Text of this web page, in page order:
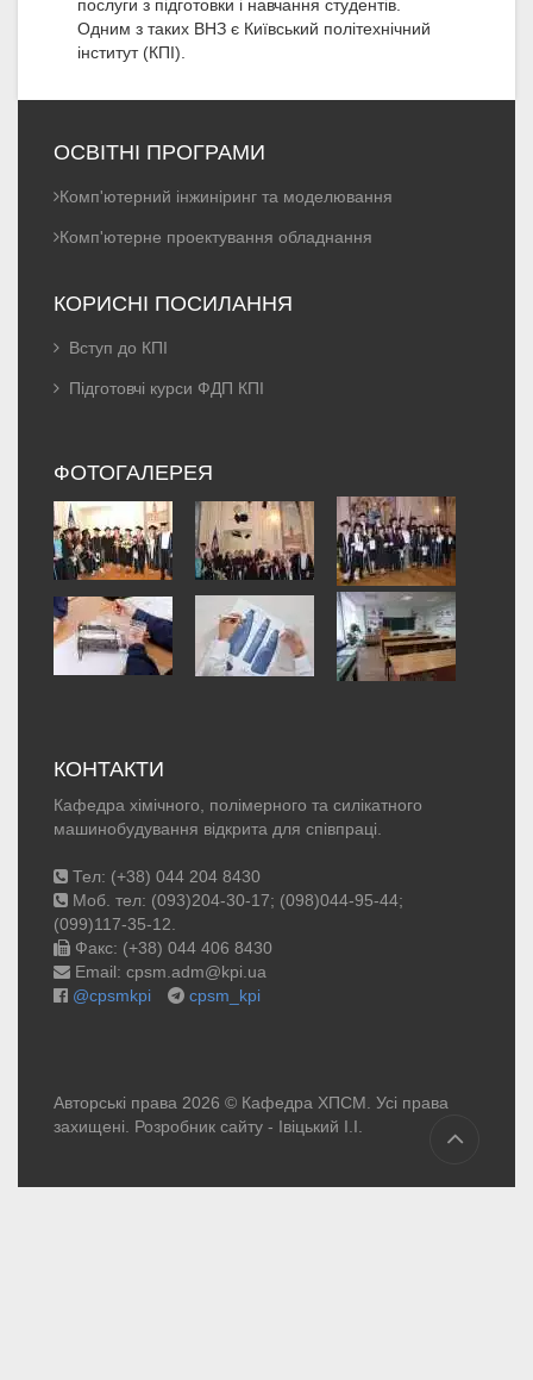
послуги з підготовки і навчання студентів.
Одним з таких ВНЗ є Київський політехнічний
інститут (КПІ).
ОСВІТНІ ПРОГРАМИ
Комп'ютерний інжиніринг та моделювання
Комп'ютерне проектування обладнання
КОРИСНІ ПОСИЛАННЯ
Вступ до КПІ
Підготовчі курси ФДП КПІ
ФОТОГАЛЕРЕЯ
КОНТАКТИ
Кафедра хімічного, полімерного та силікатного
машинобудування відкрита для співпраці.
Тел: (+38) 044 204 8430
Моб. тел: (093)204-30-17; (098)044-95-44;
(099)117-35-12.
Факс: (+38) 044 406 8430
Email: cpsm.adm@kpi.ua
@cpsmkpi
cpsm_kpi
Авторські права 2026 © Кафедра ХПСМ. Усі права
захищені. Розробник сайту - Івіцький І.І.